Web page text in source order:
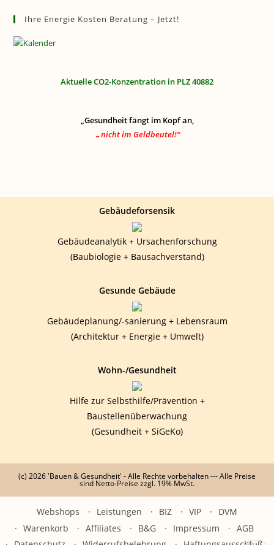
Ihre Energie Kosten Beratung – Jetzt!
Aktuelle CO2-Konzentration in PLZ 40882
„Gesundheit fängt im Kopf an,
…nicht im Geldbeutel!“
Gebäudeforsensik
Gebäudeanalytik + Ursachenforschung
(Baubiologie + Bausachverstand)
Gesunde Gebäude
Gebäudeplanung/-sanierung + Lebensraum
(Architektur + Energie + Umwelt)
Wohn-/Gesundheit
Hilfe zur Selbsthilfe/Prävention +
Baustellenüberwachung
(Gesundheit + SiGeKo)
(c) 2026 'Bauen & Gesundheit' - Alle Rechte vorbehalten --- Alle Preise
sind Netto-Preise zzgl. 19% MwSt.
Webshops Leistungen BIZ VIP
DVM
Warenkorb
Affiliates B&G Impressum
AGB